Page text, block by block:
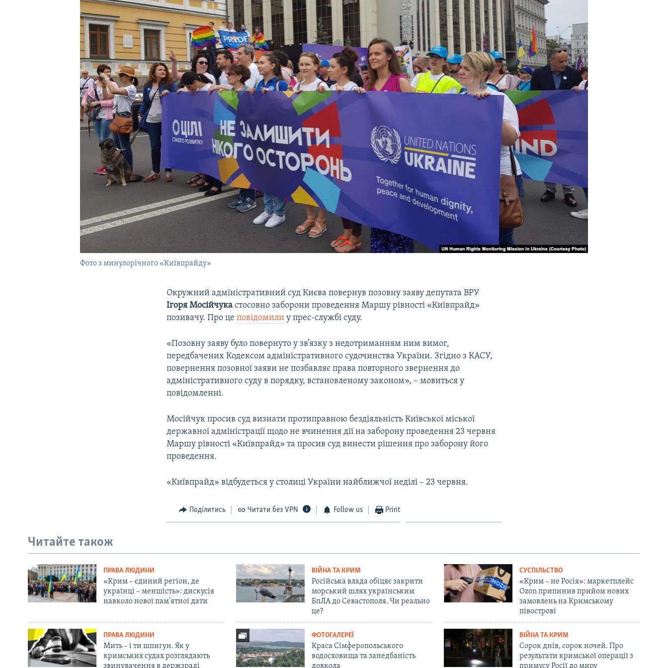
УКРАЇНСЬКА ПРОБЛЕМА КРИМУ
Фото з минулорічного «Київпрайду»
Окружний адміністративний суд Києва повернув позовну заяву депутата ВРУ
Ігоря Мосійчукастосовно заборони проведення Маршу рівності «Київпрайд»
позивачу. Про цеповідомили у прес-службі суду.
«Позовну заяву було повернуто у зв’язку з недотриманням ним вимог,
передбачених Кодексом адміністративного судочинства України. Згідно з КАСУ,
повернення позовної заяви не позбавляє права повторного звернення до
адміністративного суду в порядку, встановленому законом», – мовиться у
повідомленні.
Мосійчук просив суд визнати протиправною бездіяльність Київської міської
державної адміністрації щодо не вчинення дії на заборону проведення 23 червня
Маршу рівності «Київпрайд» та просив суд винести рішення про заборону його
проведення.
«Київпрайд» відбудеться у столиці України найближчої неділі – 23 червня.
Поділитись Читати без VPN Follow us Print
Читайте також
ПРАВА ЛЮДИНИ
«Крим – єдиний регіон, де
українці – меншість»: дискусія
навколо нової пам'ятної дати
ВІЙНА ТА КРИМ
Російська влада обіцяє закрити
морський шлях українським
БпЛА до Севастополя. Чи реально
це?
СУСПІЛЬСТВО
«Крим – не Росія»: маркетплейс
Ozon припинив прийом нових
замовлень на Кримському
півострові
ПРАВА ЛЮДИНИ
Мить – і ти шпигун. Як у
кримських судах розглядають
звинувачення в держзраді
ФОТОГАЛЕРЕЇ
Краса Сімферопольського
водосховища та занедбаність
довкола
ВІЙНА ТА КРИМ
Сорок днів, сорок ночей. Про
результати кримської операції з
примусу Росії до миру